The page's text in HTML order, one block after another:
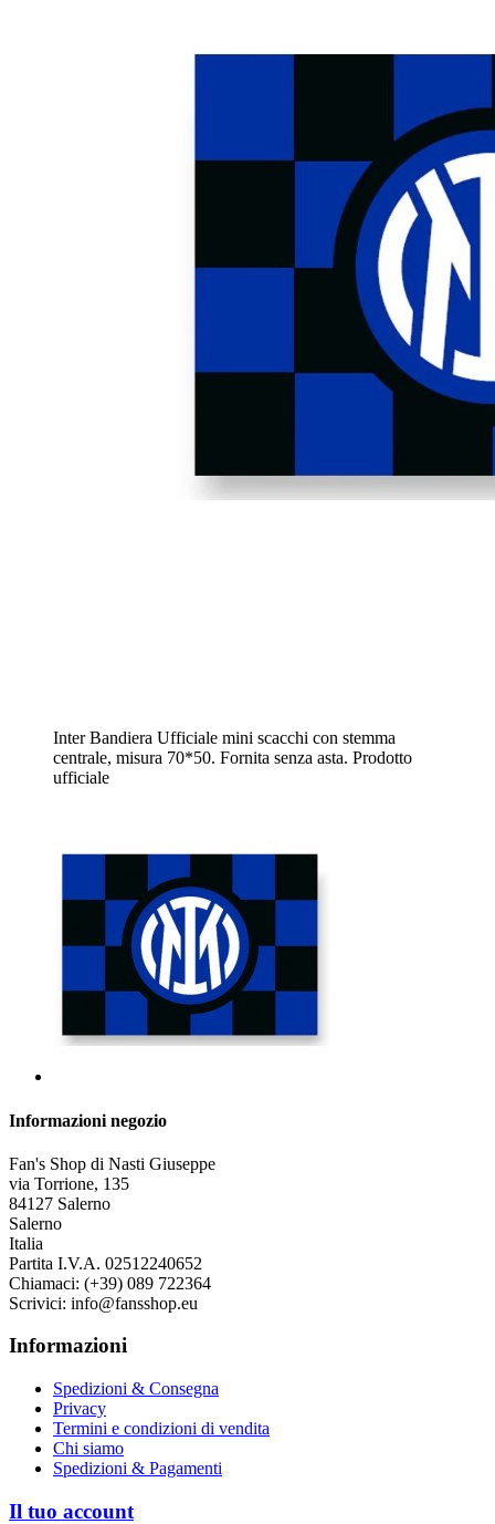
Inter Bandiera Ufficiale mini scacchi con stemma
centrale, misura 70*50. Fornita senza asta. Prodotto
ufficiale
Informazioni negozio
Fan's Shop di Nasti Giuseppe
via Torrione, 135
84127 Salerno
Salerno
Italia
Partita I.V.A. 02512240652
Chiamaci: (+39) 089 722364
Scrivici: info@fansshop.eu
Informazioni
Spedizioni & Consegna
Privacy
Termini e condizioni di vendita
Chi siamo
Spedizioni & Pagamenti
Il tuo account